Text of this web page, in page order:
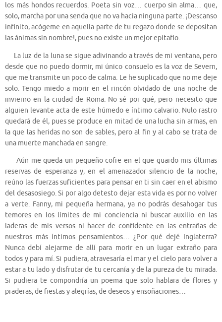
los más hondos recuerdos. Poeta sin voz… cuerpo sin alma… que,
solo, marcha por una senda que no va hacia ninguna parte. ¡Descanso
infinito, acógeme en aquella parte de tu regazo donde se depositan
las ánimas sin nombre!, pues no existe un mejor epitafio.
La luz de la luna se sigue adivinando a través de mi ventana, pero
desde que no puedo dormir, mi único consuelo es la voz de Severn,
que me transmite un poco de calma. Le he suplicado que no me deje
solo. Tengo miedo a morir en el rincón olvidado de una noche de
invierno en la ciudad de Roma. No sé por qué, pero necesito que
alguien levante acta de este húmedo e íntimo calvario. Nulo rastro
quedará de él, pues se produce en mitad de una lucha sin armas, en
la que las heridas no son de sables, pero al fin y al cabo se trata de
una muerte manchada en sangre.
Aún me queda un pequeño cofre en el que guardo mis últimas
reservas de esperanza y, en el amenazador silencio de la noche,
reúno las fuerzas suficientes para pensar en ti sin caer en el abismo
del desasosiego. Si por algo detesto dejar esta vida es por no volver
a verte. Fanny, mi pequeña hermana, ya no podrás desahogar tus
temores en los límites de mi conciencia ni buscar auxilio en las
laderas de mis versos ni hacer de confidente en las entrañas de
nuestros más íntimos pensamientos… ¿Por qué dejé Inglaterra?
Nunca debí alejarme de allí para morir en un lugar extraño para
todos y para mí. Si pudiera, atravesaría el mar y el cielo para volver a
estar a tu lado y disfrutar de tu cercanía y de la pureza de tu mirada.
Si pudiera te compondría un poema que solo hablara de flores y
praderas, de fiestas y alegrías, de deseos y ensoñaciones…